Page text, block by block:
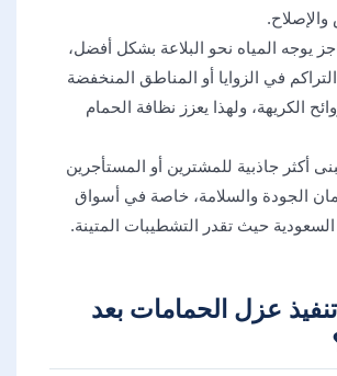
يوجه المياه نحو البلاعة بشكل أفضل،
في الزوايا أو المناطق المنخفضة
الكريهة، ولهذا يعزز نظافة الحمام
أكثر جاذبية للمشترين أو المستأجرين
الجودة والسلامة، خاصة في أسواق
السعودية حيث تقدر التشطيبات المتينة.
عزل الحمامات بعد